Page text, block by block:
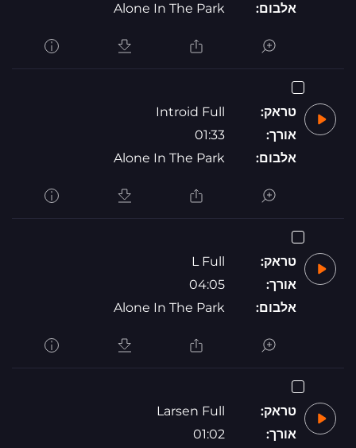
אלבום: Alone In The Park
טראק:
Introid Full
אורך:
01:33
אלבום:
Alone In The Park
טראק:
L Full
אורך:
04:05
אלבום:
Alone In The Park
טראק:
Larsen Full
אורך:
01:02